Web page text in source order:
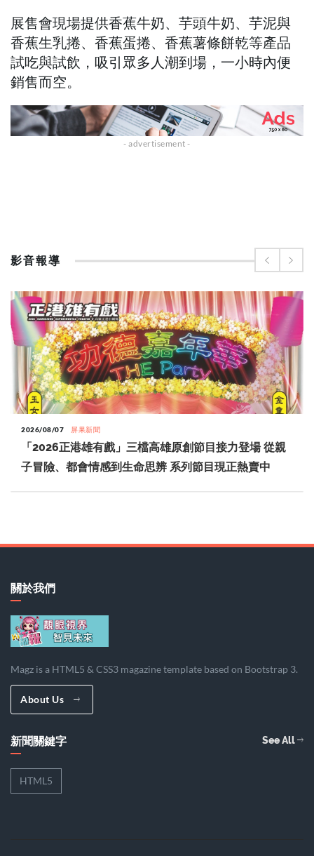
展售會現場提供香蕉牛奶、芋頭牛奶、芋泥與
香蕉生乳捲、香蕉蛋捲、香蕉薯條餅乾等產品
試吃與試飲，吸引眾多人潮到場，一小時內便
銷售而空。
影音報導
2026/08/07 屏果新聞
「2026正港雄有戲」三檔高雄原創節目接力登場 從親
子冒險、都會情感到生命思辨 系列節目現正熱賣中
關於我們
Magz is a HTML5 & CSS3 magazine template based on Bootstrap 3.
About Us
新聞關鍵字 See All
HTML5